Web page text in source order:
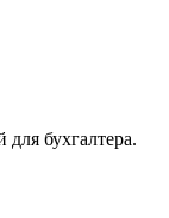
бухгалтера.